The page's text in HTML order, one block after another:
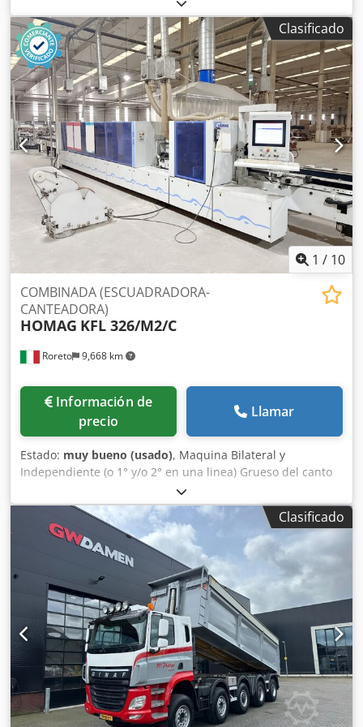
peso total:40,500 kg, Máquina laminadora de paneles
solares de doble producción. Dedpfx Aozrdhgedxekr La
laminadora se utiliza para fabricar módulos solares o
materiales compuestos. Se unen varias capas de
materiales y se introducen en la laminadora. Los
materiales se laminan bajo la influencia de la presión y la
temperatura. El proceso de laminación se realiza bajo
vacío para evitar la inclusión de gases no deseados en el
producto final. Finalmente, el laminado terminado se
extrae de la laminadora. La máquina se entrega con
numerosas piezas de repuesto y puede verse en
funcionamiento.
Clasificado
1 / 10
Roreto 9,668 km
COMBINADA (ESCUADRADORA-
CANTEADORA)
HOMAG KFL 326/M2/C
Información de
precio
Llamar
Estado: muy bueno (usado), Maquina Bilateral y
Independiente (o 1° y/o 2° en una linea) Grueso del canto
en rollo (Min/Max) mm 0,3 / 3 Grosor tableros/paneles
(min/max) mm 12 - 40 Anchura de trabajo (min/max) mm
250 / 2500 Mando /Software Power Control 22 /
woodCommander Velocitad variable de avance (m/min) 15
- 35 Cabinas de proteccion y insonorisacion Dedpfjzrd Rzjx
Adxokr Levas de tope escamotables, distancia (mm) 1000
PARTE ESCUADRADORA-PERFILADORA (por cada lado):
Pulverizador (liquido antiadherente) Tupí (anti-astilla) (1 x
Kw 4,5) Trituradores KD 11 (2 x Kw 6,6) PARTE CANTEADO
(para cada lado): Grupo encolador ( Cola termo-fusible +
Prefusor) A3 Zona de presión del canto A Porta rollos
(almacen por bobinas N° 2) - con alimentación de borde
servoasistida Grupo Retestador HL86 (2 x Kw 0,22) Grupo
Regruesador BF10 (2 x Kw 0,55) Grupo Refilador PF20 (2 x
Clasificado